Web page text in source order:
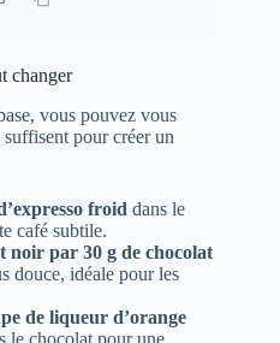
changer
vous pouvez vous
pour créer un
froid dans le
café subtile.
noir par 30 g de chocolat
douce, idéale pour les
de liqueur d’orange
le chocolat pour une